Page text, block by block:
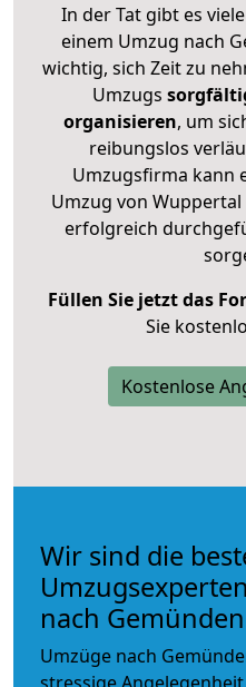
In der Tat gibt es
einem Umzug nach
wichtig, sich Zeit zu
Umzugs
organisieren, um
reibungslos
Umzugsfirma kann
Umzug von
erfolgreich
Füllen Sie jetzt das
Sie
Kostenlose
Wir sind die
nach
Umzüge nach